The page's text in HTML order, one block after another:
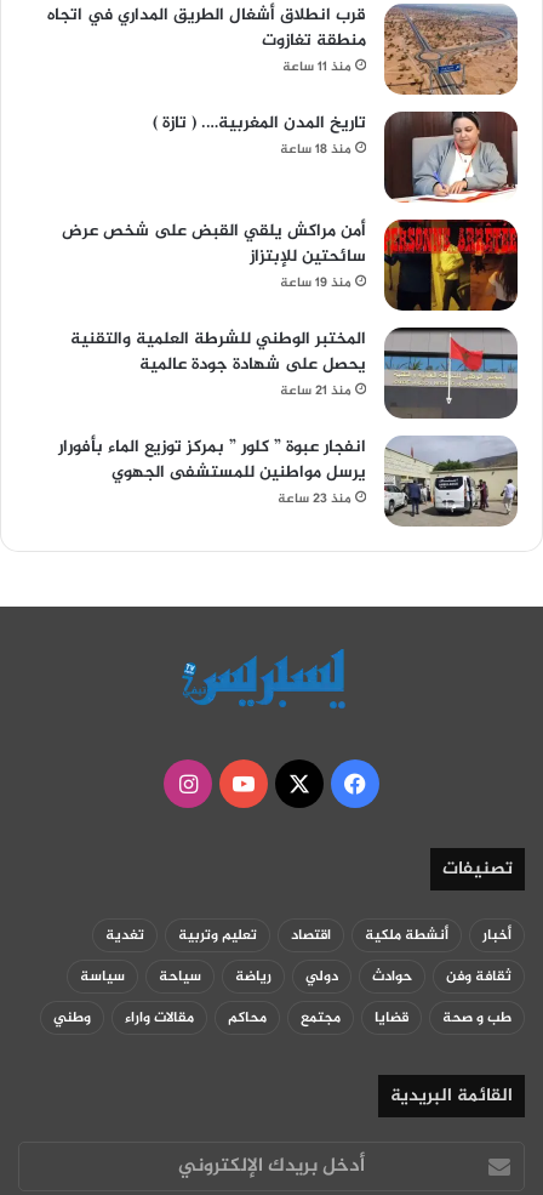
قرب انطلاق أشغال الطريق المداري في اتجاه
منطقة تغازوت
منذ 11 ساعة
تاريخ المدن المغربية…. ( تازة )
منذ 18 ساعة
أمن مراكش يلقي القبض على شخص عرض
سائحتين للإبتزاز
منذ 19 ساعة
المختبر الوطني للشرطة العلمية والتقنية
يحصل على شهادة جودة عالمية
منذ 21 ساعة
انفجار عبوة ” كلور ” بمركز توزيع الماء بأفورار
يرسل مواطنين للمستشفى الجهوي
منذ 23 ساعة
فيسبوك
‫X
‫YouTubeانستقرام
تصنيفات
أخبار أنشطة ملكية اقتصاد تعليم وتربية
تغدية
ثقافة وفن
حوادث دولي رياضة سياحة
سياسة
طب و صحة
قضايا مجتمع محاكم مقالات واراء وطني
القائمة البريدية
أدخل
بريدك